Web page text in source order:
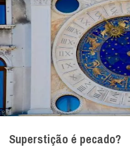
Superstição é pecado?